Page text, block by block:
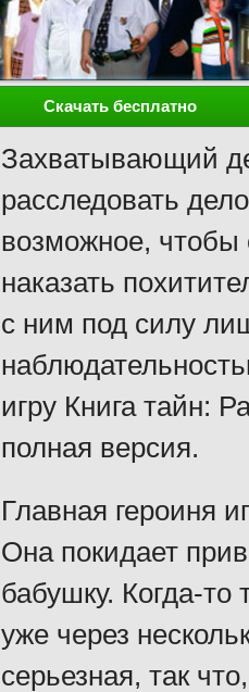
Скачать бесплатно
Захватывающий
расследовать
возможное, чтобы
наказать
с ним под силу
игру Книга тайн:
полная версия.
Главная героиня
Она покидает
бабушку. Когда-
уже через
серьезная, так